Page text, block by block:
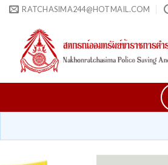
Skip
content
RATCHASIMA244@HOTMAIL.COM